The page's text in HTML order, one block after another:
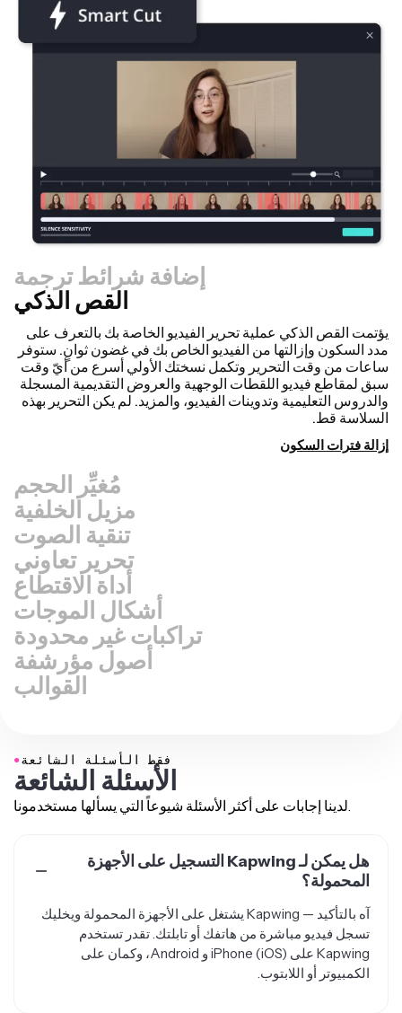
إضافة شرائط ترجمة
القص الذكي
يؤتمت القص الذكي عملية تحرير الفيديو الخاصة بك بالتعرف على
مدد السكون وإزالتها من الفيديو الخاص بك في غضون ثوانٍ. ستوفر
ساعات من وقت التحرير وتكمل نسختك الأولي أسرع من أيّ وقت
سبق لمقاطع فيديو اللقطات الوجهية والعروض التقديمية المسجلة
والدروس التعليمية وتدوينات الفيديو، والمزيد. لم يكن التحرير بهذه
السلاسة قط.
إزالة فترات السكون
مُغيِّر الحجم
مزيل الخلفية
تنقية الصوت
تحرير تعاوني
أداة الاقتطاع
أشكال الموجات
تراكبات غير محدودة
أصول مؤرشفة
القوالب
●فقط الأسئلة الشائعة
الأسئلة الشائعة
هل يمكن لـ Kapwing التسجيل على الأجهزة
المحمولة؟
آه بالتأكيد — Kapwing يشتغل على الأجهزة المحمولة ويخليك
تسجل فيديو مباشرة من هاتفك أو تابلتك. تقدر تستخدم
Kapwing على iPhone (iOS) و Android، وكمان على
الكمبيوتر أو اللابتوب.